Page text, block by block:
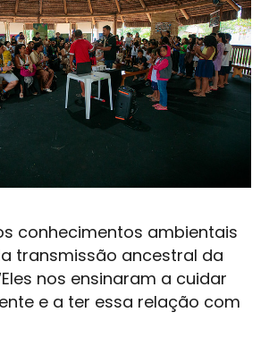
conhecimentos ambientais
transmissão ancestral da
nos ensinaram a cuidar
e a ter essa relação com